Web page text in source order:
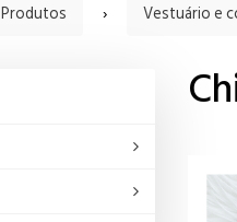
Produtos Vestuário e